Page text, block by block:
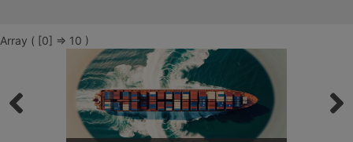
Array ( [0] => 10 )